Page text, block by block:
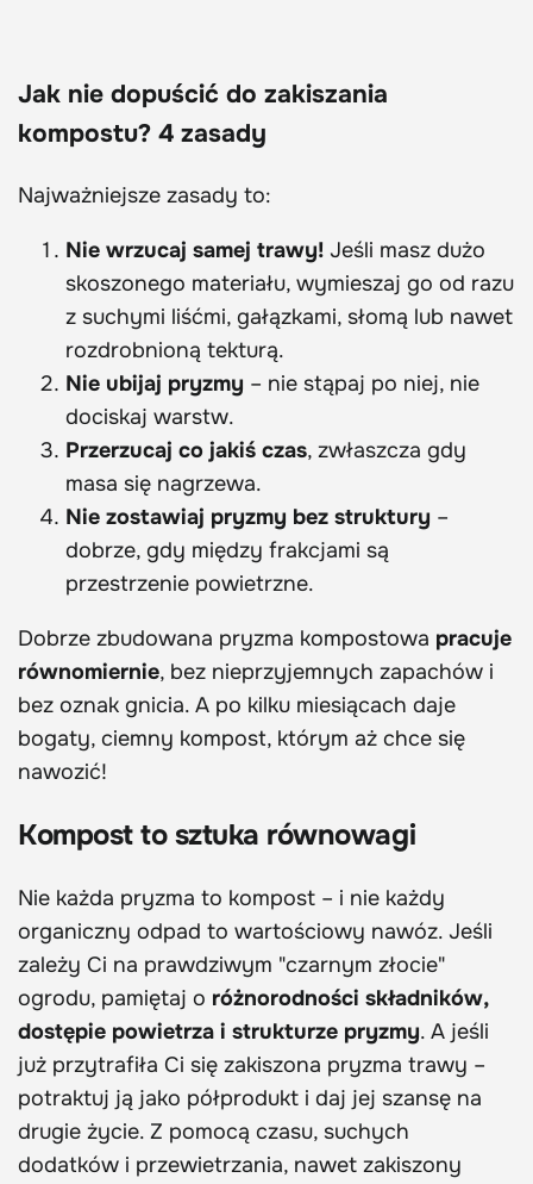
Jak nie dopuścić do zakiszania
kompostu? 4 zasady
Najważniejsze zasady to:
Nie wrzucaj samej trawy! Jeśli masz dużo
skoszonego materiału, wymieszaj go od razu
z suchymi liśćmi, gałązkami, słomą lub nawet
rozdrobnioną tekturą.
Nie ubijaj pryzmy – nie stąpaj po niej, nie
dociskaj warstw.
Przerzucaj co jakiś czas, zwłaszcza gdy
masa się nagrzewa.
Nie zostawiaj pryzmy bez struktury –
dobrze, gdy między frakcjami są
przestrzenie powietrzne.
Dobrze zbudowana pryzma kompostowa pracuje
równomiernie, bez nieprzyjemnych zapachów i
bez oznak gnicia. A po kilku miesiącach daje
bogaty, ciemny kompost, którym aż chce się
nawozić!
Kompost to sztuka równowagi
Nie każda pryzma to kompost – i nie każdy
organiczny odpad to wartościowy nawóz. Jeśli
zależy Ci na prawdziwym "czarnym złocie"
ogrodu, pamiętaj o różnorodności składników,
dostępie powietrza i strukturze pryzmy. A jeśli
już przytrafiła Ci się zakiszona pryzma trawy –
potraktuj ją jako półprodukt i daj jej szansę na
drugie życie. Z pomocą czasu, suchych
dodatków i przewietrzania, nawet zakiszony